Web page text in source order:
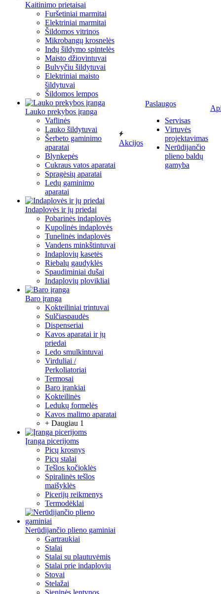
Kaitinimo prietaisai
Furšetiniai marmitai
Elektriniai marmitai
Šildomos vitrinos
Mikrobangų krosnelės
Indų šildymo spintelės
Maisto džiovintuvai
Bulvyčiu šildytuvai
Elektriniai maisto
šildytuvai
Šildomos lempos
Lauko prekybos įranga
Vaflinės
Lauko šildytuvai
Šerbeto gaminimo
aparatai
Blynkepės
Cukraus vatos aparatai
Spragėsių aparatai
Ledų gaminimo
aparatai
Indaplovės ir jų priedai
Pobarinės indaplovės
Kupolinės indaplovės
Tunelinės indaplovės
Vandens minkštintuvai
Indaplovių kasetės
Riebalų gaudyklės
Spaudiminiai dušai
Indaplovių plovikliai
Baro įranga
Kokteiliniai trintuvai
Sulčiaspaudės
Dispenseriai
Kavos aparatai ir jų
priedai
Ledo smulkintuvai
Virduliai /
Perkoliatoriai
Termosai
Baro įrankiai
Kokteilinės
Ledukų formelės
Kavos malimo aparatai
+ Daugiau 1
Įranga picerijoms
Picų krosnys
Picų stalai
Tešlos kočioklės
Spiralinės tešlos
maišyklės
Picerijų reikmenys
Termodėklai
Nerūdijančio plieno gaminiai
Gartraukiai
Stalai
Stalai su plautuvėmis
Stalai prie indaplovių
Stovai
Stelažai
Sieninės lentynos
Akcijos
Paslaugos
Servisas
Virtuvės
projektavimas
Nerūdijančio
plieno baldų
gamyba